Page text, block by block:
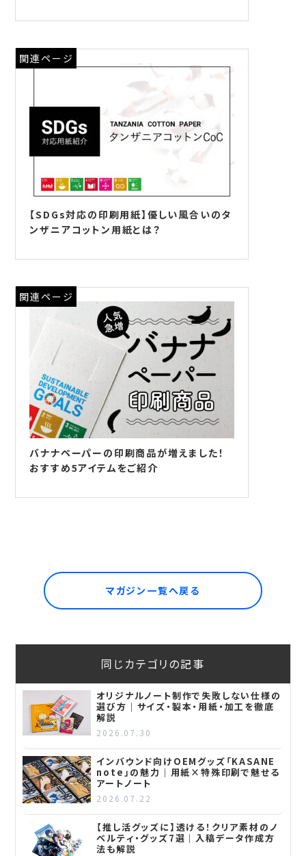
関連ページ
【SDGs対応の印刷用紙】優しい風合いのタ
ンザニアコットン用紙とは？
関連ページ
バナナペーパーの印刷商品が増えました！
おすすめ5アイテムをご紹介
同じカテゴリの記事
オリジナルノート制作で失敗しない仕様の
選び方｜サイズ・製本・用紙・加工を徹底
解説
2026.07.30
インバウンド向けOEMグッズ「KASANE
note」の魅力｜用紙×特殊印刷で魅せる
アートノート
2026.07.22
【推し活グッズに】透ける！クリア素材のノ
ベルティ・グッズ7選｜入稿データ作成方
法も解説
マガジン一覧へ戻る